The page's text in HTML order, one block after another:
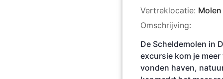
Vertreklocatie:
Omschrijving:
De Scheldemolen in
excursie kom je
vonden haven,